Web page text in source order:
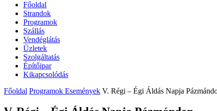
Főoldal
Strandok
Programok
Szállás
Vendéglátás
Üzletek
Szolgáltatás
Építőipar
Kikapcsolódás
Főoldal Programok Események V. Régi – Égi Áldás Napja